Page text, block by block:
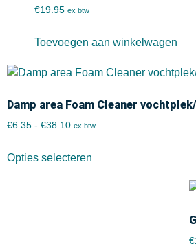
€19.95 ex btw
Toevoegen aan winkelwagen
Damp area Foam Cleaner
€6.35 - €38.10 ex btw
Opties selecteren
€